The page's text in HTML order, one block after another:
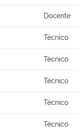
Docente
Técnico
Técnico
Técnico
Técnico
Técnico